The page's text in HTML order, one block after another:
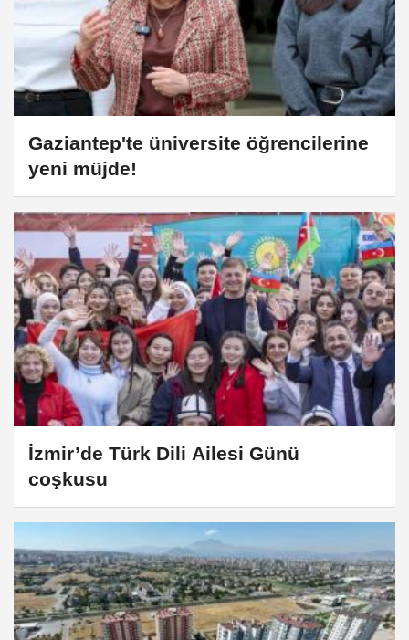
Gaziantep'te üniversite öğrencilerine
yeni müjde!
İzmir’de Türk Dili Ailesi Günü
coşkusu